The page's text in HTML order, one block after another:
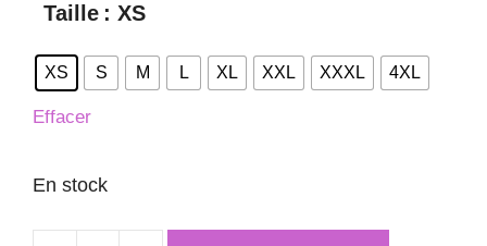
Taille : XS
XS S M L XL XXL XXXL 4XL
Effacer
En stock